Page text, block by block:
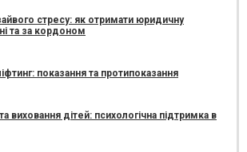
стресу: як отримати юридичну
та за кордоном
показання та протипоказання
виховання дітей: психологічна підтримка в